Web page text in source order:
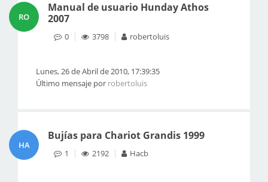
RO
Manual de usuario Hunday Athos
2007
0 3798 robertoluis
Lunes, 26 de Abril de 2010, 17:39:35
Último mensaje por robertoluis
HA
Bujías para Chariot Grandis 1999
1 2192 Hacb